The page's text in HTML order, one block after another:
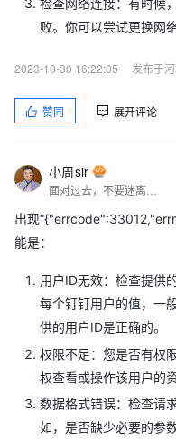
检查网络连接：有时候
败。你可以尝试更换网
2023-10-30 16:22:05 发布于
赞同 展开评论
小周sir
出现
能是：
用户ID无效：检查提供
每个钉钉用户的值，一
供的用户ID是正确的。
权限不足：您是否有权
权查看或操作该用户的资
数据格式错误：检查请
如，是否缺少必要的参